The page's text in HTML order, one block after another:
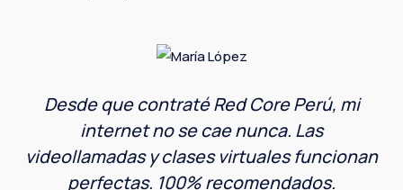
Desde que contraté Red Core Perú, mi
internet no se cae nunca. Las
videollamadas y clases virtuales funcionan
perfectas. 100% recomendados.